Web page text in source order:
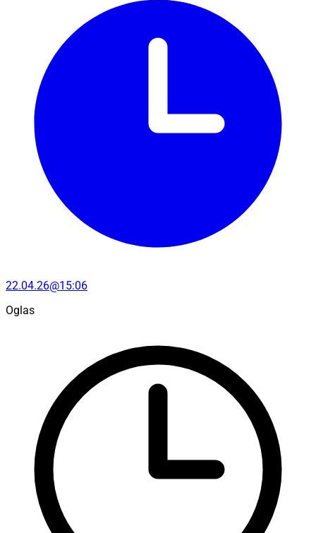
22.04.26@15:06
Oglas